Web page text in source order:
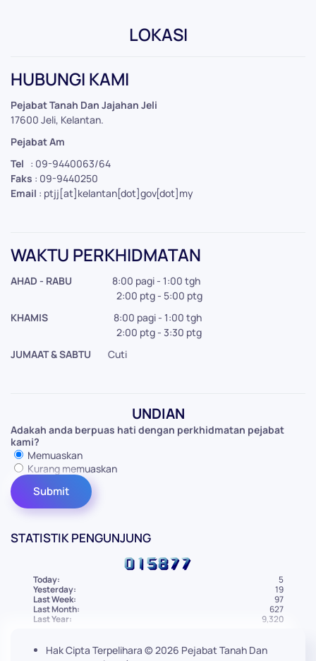
LOKASI
−
HUBUNGI KAMI
Pejabat Tanah Dan Jajahan Jeli
17600 Jeli, Kelantan.
Pejabat Am
Tel : 09-9440063/64
Faks : 09-9440250
Email : ptjj[at]kelantan[dot]gov[dot]my
WAKTU PERKHIDMATAN
AHAD - RABU 8:00 pagi - 1:00 tgh
2:00 ptg - 5:00 ptg
KHAMIS 8:00 pagi - 1:00 tgh
2:00 ptg - 3:30 ptg
JUMAAT & SABTU Cuti
UNDIAN
Adakah anda berpuas hati dengan perkhidmatan pejabat
kami?
Memuaskan
Kurang memuaskan
STATISTIK PENGUNJUNG
Today:
5
Yesterday:
19
Last Week:
97
Last Month:
627
Last Year:
9,320
Hak Cipta Terpelihara ©2026 Pejabat Tanah Dan